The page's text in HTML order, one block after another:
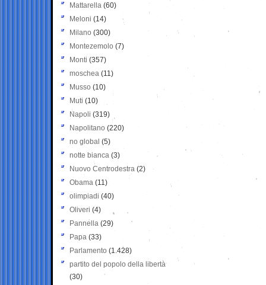
Mattarella (60)
Meloni (14)
Milano (300)
Montezemolo (7)
Monti (357)
moschea (11)
Musso (10)
Muti (10)
Napoli (319)
Napolitano (220)
no global (5)
notte bianca (3)
Nuovo Centrodestra (2)
Obama (11)
olimpiadi (40)
Oliveri (4)
Pannella (29)
Papa (33)
Parlamento (1.428)
partito del popolo della libertà
(30)